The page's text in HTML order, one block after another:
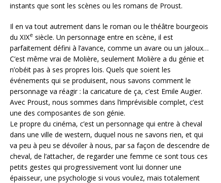
instants que sont les scènes ou les romans de Proust.
Il en va tout autrement dans le roman ou le théâtre bourgeois
du XIXe siècle. Un personnage entre en scène, il est
parfaitement défini à l’avance, comme un avare ou un jaloux…
C’est même vrai de Molière, seulement Molière a du génie et
n’obéit pas à ses propres lois. Quels que soient les
événements qui se produisent, nous savons comment le
personnage va réagir : la caricature de ça, c’est Emile Augier.
Avec Proust, nous sommes dans l’imprévisible complet, c’est
une des composantes de son génie.
Le propre du cinéma, c’est un personnage qui entre à cheval
dans une ville de western, duquel nous ne savons rien, et qui
va peu à peu se dévoiler à nous, par sa façon de descendre de
cheval, de l’attacher, de regarder une femme ce sont tous ces
petits gestes qui progressivement vont lui donner une
épaisseur, une psychologie si vous voulez, mais totalement